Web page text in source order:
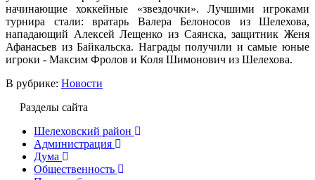
начинающие хоккейные «звездочки». Лучшими игроками
турнира стали: вратарь Валера Белоносов из Шелехова,
нападающий Алексей Лещенко из Саянска, защитник Женя
Афанасьев из Байкальска. Награды получили и самые юные
игроки - Максим Фролов и Коля Шимонович из Шелехова.
В рубрике: Новости
Разделы сайта
Шелеховский район
Администрация
Дума
Общественность